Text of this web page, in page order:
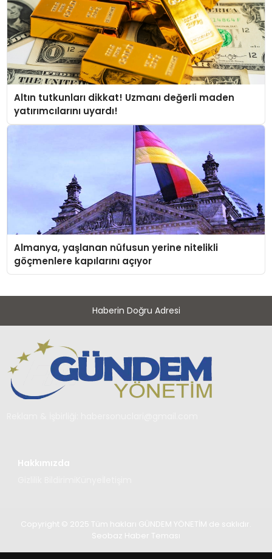
Altın tutkunları dikkat! Uzmanı değerli maden
yatırımcılarını uyardı!
Almanya, yaşlanan nüfusun yerine nitelikli
göçmenlere kapılarını açıyor
Haberin Doğru Adresi
Hakkımızda
Copyright © 2025 Tüm hakları GÜNDEM YÖNETİM de saklıdır.
Seobaz Haber Teması